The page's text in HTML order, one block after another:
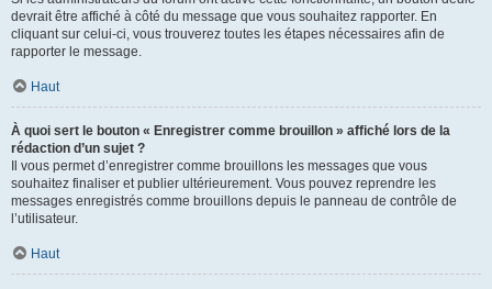
devrait être affiché à côté du message que vous souhaitez rapporter. En
cliquant sur celui-ci, vous trouverez toutes les étapes nécessaires afin de
rapporter le message.
Haut
À quoi sert le bouton « Enregistrer comme brouillon » affiché lors de la
rédaction d’un sujet ?
Il vous permet d’enregistrer comme brouillons les messages que vous
souhaitez finaliser et publier ultérieurement. Vous pouvez reprendre les
messages enregistrés comme brouillons depuis le panneau de contrôle de
l’utilisateur.
Haut